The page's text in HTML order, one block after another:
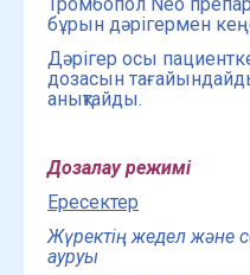
бұрын дәрігермен
Дәрігер осы
дозасын
анықтайды.
Дозалау режимі
Ересектер
Жүректің жедел және
ауруы